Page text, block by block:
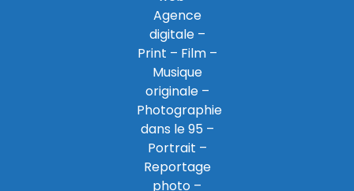
Agence
digitale–
Print – Film –
Musique
originale –
Photographie
dans le 95 –
Portrait –
Reportage
photo –